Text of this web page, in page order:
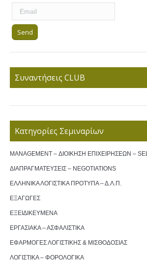
Συναντήσεις CLUB
Κατηγορίες Σεμιναρίων
MANAGEMENT – ΔΙΟΙΚΗΣΗ ΕΠΙΧΕΙΡΗΣΕΩΝ –
ΔΙΑΠΡΑΓΜΑΤΕΥΣΕΙΣ – NEGOTIATIONS
ΕΛΛΗΝΙΚΑ ΛΟΓΙΣΤΙΚΑ ΠΡΟΤΥΠΑ – Δ.Λ.Π.
ΕΞΑΓΩΓΕΣ
ΕΞΕΙΔΙΚΕΥΜΕΝΑ
ΕΡΓΑΣΙΑΚΑ – ΑΣΦΑΛΙΣΤΙΚΑ
ΕΦΑΡΜΟΓΕΣ ΛΟΓΙΣΤΙΚΗΣ & ΜΙΣΘΟΔΟΣΙΑΣ
ΛΟΓΙΣΤΙΚΑ – ΦΟΡΟΛΟΓΙΚΑ